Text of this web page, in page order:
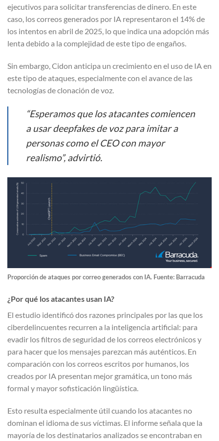
ejecutivos para solicitar transferencias de dinero. En este
caso, los correos generados por IA representaron el 14% de
los intentos en abril de 2025, lo que indica una adopción más
lenta debido a la complejidad de este tipo de engaños.
Sin embargo, Cidon anticipa un crecimiento en el uso de IA en
este tipo de ataques, especialmente con el avance de las
tecnologías de clonación de voz.
“Esperamos que los atacantes comiencen
a usar deepfakes de voz para imitar a
personas como el CEO con mayor
realismo”, advirtió.
Proporción de ataques por correo generados con IA. Fuente: Barracuda
¿Por qué los atacantes usan IA?
El estudio identificó dos razones principales por las que los
ciberdelincuentes recurren a la inteligencia artificial: para
evadir los filtros de seguridad de los correos electrónicos y
para hacer que los mensajes parezcan más auténticos. En
comparación con los correos escritos por humanos, los
creados por IA presentan mejor gramática, un tono más
formal y mayor sofisticación lingüística.
Esto resulta especialmente útil cuando los atacantes no
dominan el idioma de sus víctimas. El informe señala que la
mayoría de los destinatarios analizados se encontraban en